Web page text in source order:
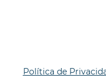
Política de